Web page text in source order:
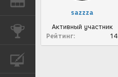
КОНКУРСЫ
sazzza
Активный участник
Рейтинг
14